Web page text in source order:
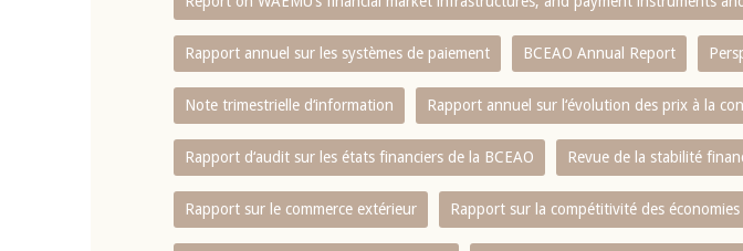
Rapport annuel sur les systèmes de paiement BCEAO Annual Report
Note trimestrielle d‘information Rapport annuel sur l‘évolution des prix à la
Rapport d‘audit sur les états financiers de la BCEAO Revue de la stabilité
Rapport sur le commerce extérieur Rapport sur la compétitivité des économies